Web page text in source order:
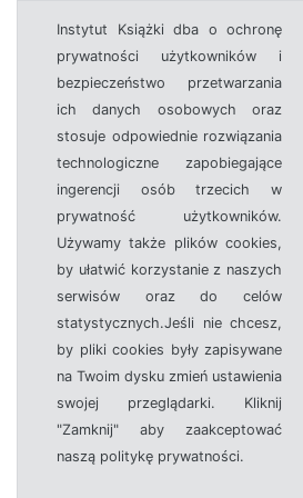
Instytut Książki dba o ochronę
prywatności użytkowników i
bezpieczeństwo przetwarzania
ich danych osobowych oraz
stosuje odpowiednie rozwiązania
technologiczne zapobiegające
ingerencji osób trzecich w
prywatność użytkowników.
Używamy także plików cookies,
by ułatwić korzystanie z naszych
serwisów oraz do celów
statystycznych.Jeśli nie chcesz,
by pliki cookies były zapisywane
na Twoim dysku zmień ustawienia
swojej przeglądarki. Kliknij
"Zamknij" aby zaakceptować
naszą politykę prywatności.